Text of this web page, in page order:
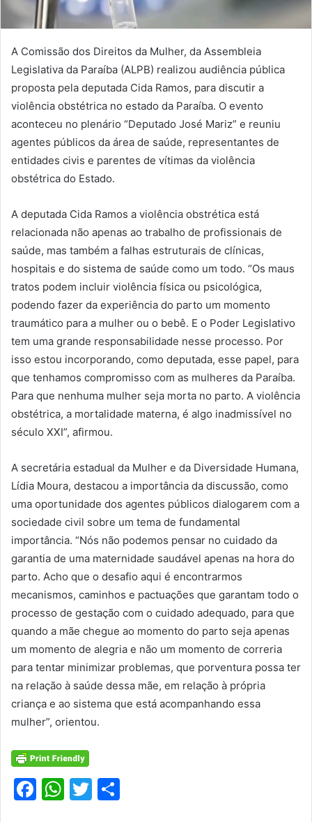
A Comissão dos Direitos da Mulher, da Assembleia
Legislativa da Paraíba (ALPB) realizou audiência pública
proposta pela deputada Cida Ramos, para discutir a
violência obstétrica no estado da Paraíba. O evento
aconteceu no plenário “Deputado José Mariz” e reuniu
agentes públicos da área de saúde, representantes de
entidades civis e parentes de vítimas da violência
obstétrica do Estado.
A deputada Cida Ramos a violência obstrética está
relacionada não apenas ao trabalho de profissionais de
saúde, mas também a falhas estruturais de clínicas,
hospitais e do sistema de saúde como um todo. “Os maus
tratos podem incluir violência física ou psicológica,
podendo fazer da experiência do parto um momento
traumático para a mulher ou o bebê. E o Poder Legislativo
tem uma grande responsabilidade nesse processo. Por
isso estou incorporando, como deputada, esse papel, para
que tenhamos compromisso com as mulheres da Paraíba.
Para que nenhuma mulher seja morta no parto. A violência
obstétrica, a mortalidade materna, é algo inadmissível no
século XXI”, afirmou.
A secretária estadual da Mulher e da Diversidade Humana,
Lídia Moura, destacou a importância da discussão, como
uma oportunidade dos agentes públicos dialogarem com a
sociedade civil sobre um tema de fundamental
importância. “Nós não podemos pensar no cuidado da
garantia de uma maternidade saudável apenas na hora do
parto. Acho que o desafio aqui é encontrarmos
mecanismos, caminhos e pactuações que garantam todo o
processo de gestação com o cuidado adequado, para que
quando a mãe chegue ao momento do parto seja apenas
um momento de alegria e não um momento de correria
para tentar minimizar problemas, que porventura possa ter
na relação à saúde dessa mãe, em relação à própria
criança e ao sistema que está acompanhando essa
mulher”, orientou.
F
W T